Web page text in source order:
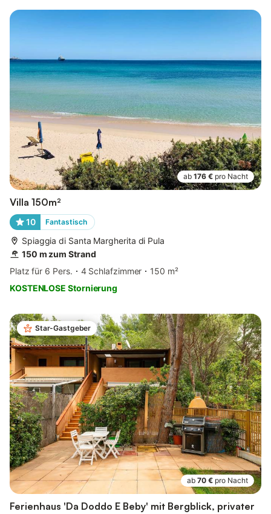
ab 176 € pro Nacht
Villa 150m²
10 Fantastisch
Spiaggia di Santa Margherita di Pula
150 m zum Strand
Platz für 6 Pers.
4 Schlafzimmer
150 m²
KOSTENLOSE Stornierung
Star-Gastgeber
ab 70 € pro Nacht
Ferienhaus 'Da Doddo E Beby' mit Bergblick, privater